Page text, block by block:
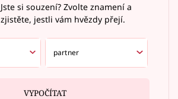
Jste si souzení? Zvolte znamení a
zjistěte, jestli vám hvězdy přejí.
VYPOČÍTAT